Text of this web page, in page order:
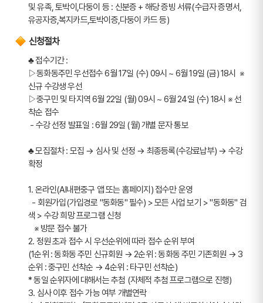
및 유족, 토박이,다둥이 등 : 신분증 + 해당 증빙 서류(수급자 증명서,
유공자증,복지카드,토박이증,다둥이 카드 등)
신청절차
♣ 접수기간 :
▷동화동주민 우선접수 6월 17일 (수) 09시 ~ 6월 19일 (금) 18시  ※
신규 수강생 우선
▷중구민 및 타지역 6월 22일 (월) 09시 ~ 6월 24일 (수) 18시 ※ 선
착순 접수
- 수강 선정 발표일 : 6월 29일 (월) 개별 문자 통보
♣ 모집절차 : 모집 → 심사 및 선정 → 최종등록(수강료납부) → 수강
확정
1. 온라인(AI내편중구 앱 또는 홈페이지) 접수만 운영
색 > 수강 희망 프로그램 신청
   ※ 방문 접수 불가
2. 정원 초과 접수 시 우선순위에 따라 접수 순위 부여
(1순위 : 동화동 주민 신규회원 → 2순위 : 동화동 주민 기존회원 → 3
순위 : 중구민 선착순 → 4순위 : 타구민 선착순)
* 동일 순위자에 대해서는 추첨 (자체적 추첨 프로그램으로 진행)
3. 심사 이후 접수 가능 여부 개별연락